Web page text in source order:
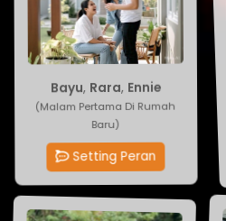
Bayu ,Rara ,Ennie
(Malam Pertama Di Rumah
Baru)
Setting Peran